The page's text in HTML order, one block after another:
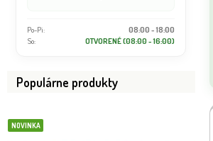
Po-Pi:
08:00 - 18:00
So:
OTVORENÉ (08:00 - 16:00)
Populárne produkty
NOVINKA